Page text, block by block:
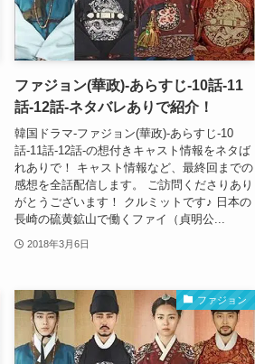
ファジョン(華政)-あらすじ-10話-11
話-12話-ネタバレありで紹介！
韓国ドラマ-ファジョン(華政)-あらすじ-10
話-11話-12話-の想付きキャスト情報をネタば
れありで！ キャスト情報など、最終回までの
感想を全話配信します。 ご訪問くださりあり
がとうございます！ クルミットです♪ 日本の
長崎の硫黄鉱山で働くファイ（貞明公...
2018年3月6日
ファジョン